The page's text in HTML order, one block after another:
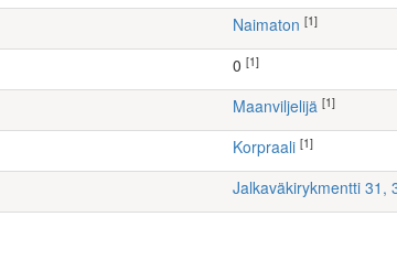
Naimaton [1]
[1]
maanviljelijä [1]
Korpraali [1]
Jalkaväkirykmentti 31,